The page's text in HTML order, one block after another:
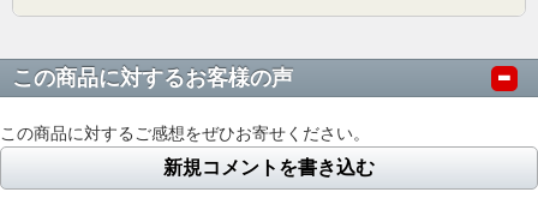
この商品に対するお客様の声
この商品に対するご感想をぜひお寄せください。
新規コメントを書き込む